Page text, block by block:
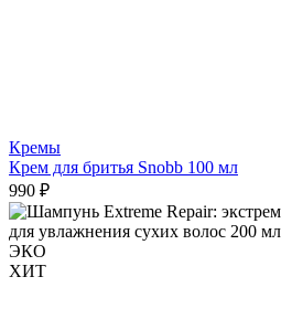
Кремы
Крем для бритья Snobb 100 мл
990 ₽
ЭКО
ХИТ